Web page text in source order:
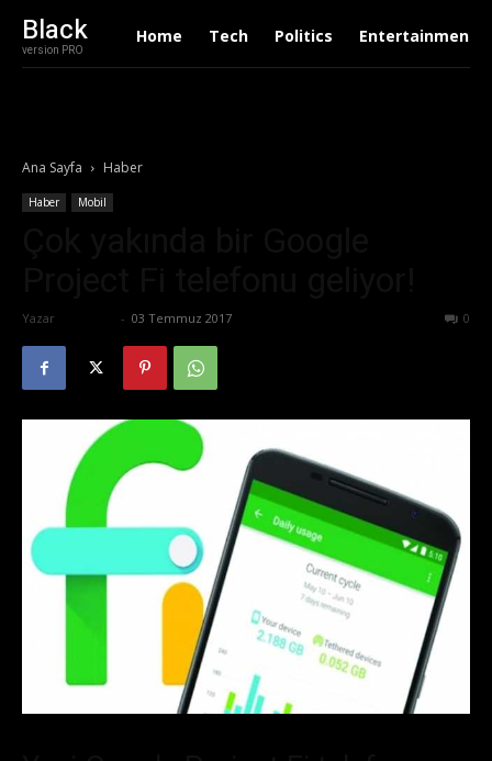
Black
version PRO
Home Tech Politics Entertainment
Ana Sayfa Haber
Haber Mobil
Yazar - 03 Temmuz 2017 0